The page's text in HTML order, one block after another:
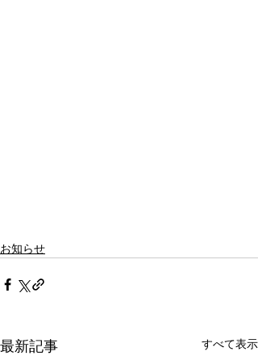
お知らせ
最新記事 すべて表示